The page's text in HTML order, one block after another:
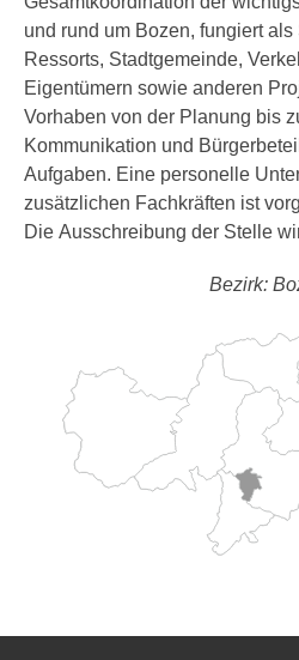
und rund um Bozen, fungiert
Ressorts, Stadtgemeinde,
Eigentümern sowie anderen
Vorhaben von der Planung bis
Kommunikation und
Aufgaben. Eine personelle
zusätzlichen Fachkräften ist
Die Ausschreibung der Stelle
Bezirk: